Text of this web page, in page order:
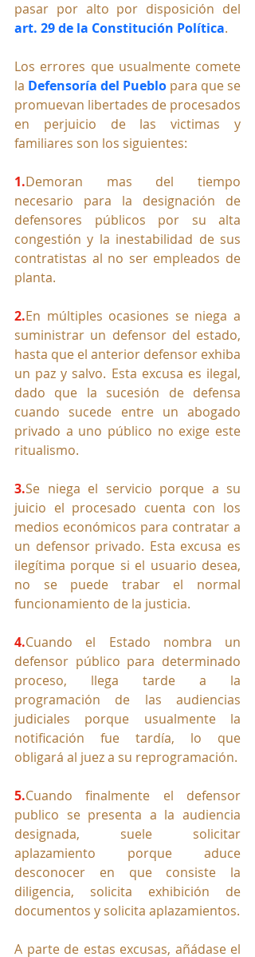
art. 29 de la Constitución Política.
Los errores que usualmente comete
la Defensoría del Pueblo para que se
promuevan libertades de procesados
en perjuicio de las victimas y
familiares son los siguientes:
1.Demoran mas del tiempo
necesario para la designación de
defensores públicos por su alta
congestión y la inestabilidad de sus
contratistas al no ser empleados de
planta.
2.En múltiples ocasiones se niega a
suministrar un defensor del estado,
hasta que el anterior defensor exhiba
un paz y salvo. Esta excusa es ilegal,
dado que la sucesión de defensa
cuando sucede entre un abogado
privado a uno público no exige este
ritualismo.
3.Se niega el servicio porque a su
juicio el procesado cuenta con los
medios económicos para contratar a
un defensor privado. Esta excusa es
ilegítima porque si el usuario desea,
no se puede trabar el normal
funcionamiento de la justicia.
4.Cuando el Estado nombra un
defensor público para determinado
proceso, llega tarde a la
programación de las audiencias
judiciales porque usualmente la
notificación fue tardía, lo que
obligará al juez a su reprogramación.
5.Cuando finalmente el defensor
publico se presenta a la audiencia
designada, suele solicitar
aplazamiento porque aduce
desconocer en que consiste la
diligencia, solicita exhibición de
documentos y solicita aplazamientos.
A parte de estas excusas, añádase el